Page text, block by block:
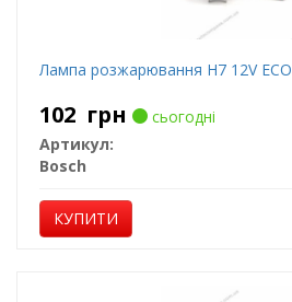
Лампа розжарювання H7 12V ECO
102 грн
сьогодні
Артикул:
Bosch
КУПИТИ